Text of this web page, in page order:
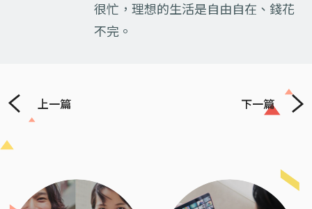
很忙，理想的生活是自由自在、錢花
不完。
上一篇 下一篇